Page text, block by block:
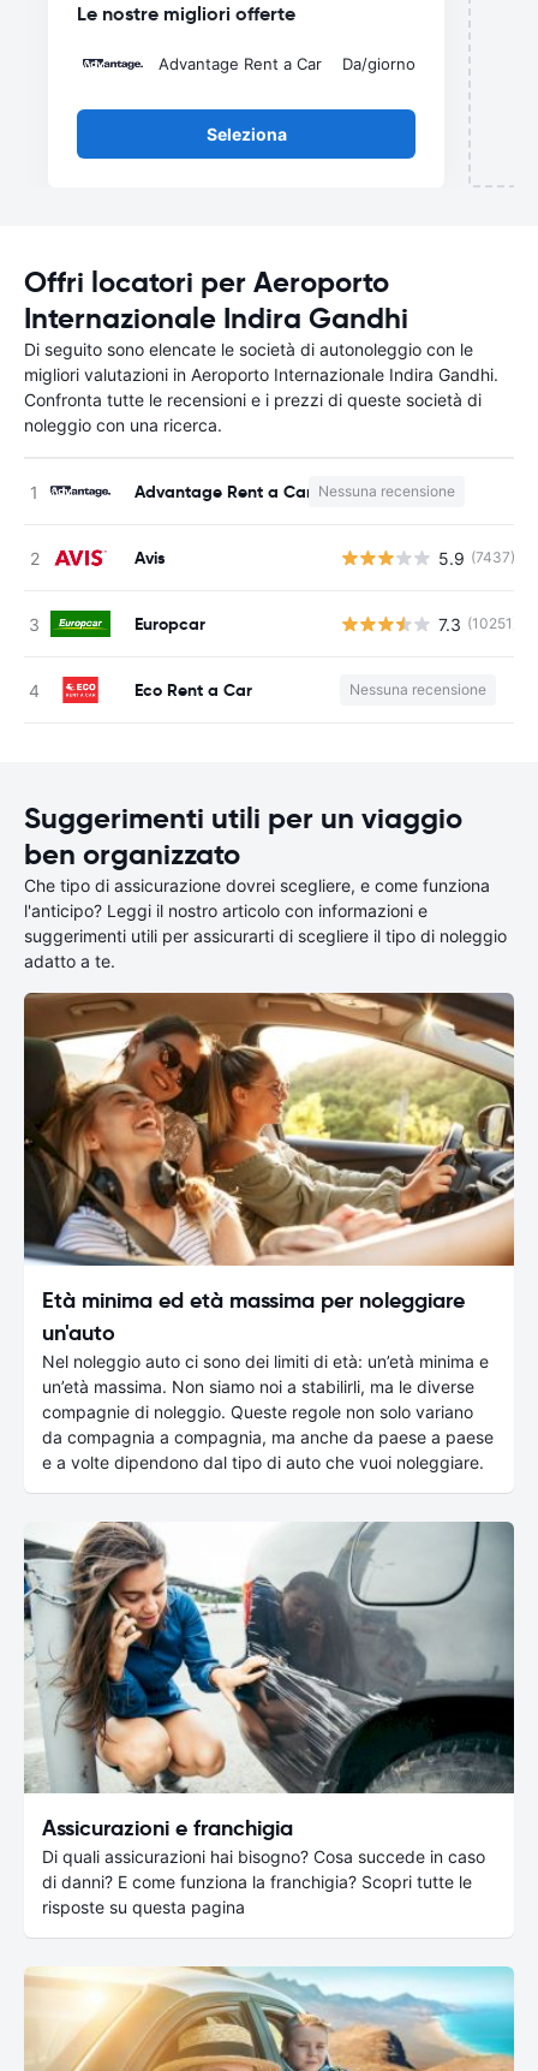
Le nostre migliori offerte
Advantage Rent a Car Da/giorno
Seleziona
Offri locatori per Aeroporto
Internazionale Indira Gandhi
Di seguito sono elencate le società di autonoleggio con le
migliori valutazioni in Aeroporto Internazionale Indira Gandhi.
Confronta tutte le recensioni e i prezzi di queste società di
noleggio con una ricerca.
Advantage Rent a Car Nessuna recensione
Avis 5.9 (7437)
Europcar 7.3 (10251)
Eco Rent a Car Nessuna recensione
Suggerimenti utili per un viaggio
ben organizzato
Che tipo di assicurazione dovrei scegliere, e come funziona
l'anticipo? Leggi il nostro articolo con informazioni e
suggerimenti utili per assicurarti di scegliere il tipo di noleggio
adatto a te.
Età minima ed età massima per noleggiare
un'auto
Nel noleggio auto ci sono dei limiti di età: un’età minima e
un’età massima. Non siamo noi a stabilirli, ma le diverse
compagnie di noleggio. Queste regole non solo variano
da compagnia a compagnia, ma anche da paese a paese
e a volte dipendono dal tipo di auto che vuoi noleggiare.
Assicurazioni e franchigia
Di quali assicurazioni hai bisogno? Cosa succede in caso
di danni? E come funziona la franchigia? Scopri tutte le
risposte su questa pagina